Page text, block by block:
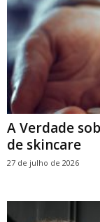
A Verdade
de skincare
27 de julho de 2026